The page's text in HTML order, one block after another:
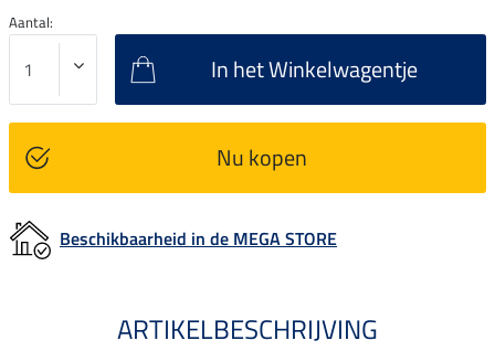
Aantal:
In het Winkelwagentje
Nu kopen
Beschikbaarheid in de MEGA STORE
ARTIKELBESCHRIJVING